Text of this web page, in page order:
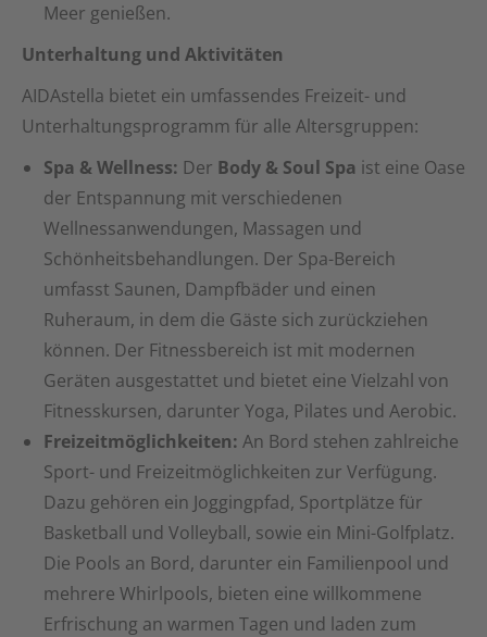
Meer genießen.
Unterhaltung und Aktivitäten
AIDAstella bietet ein umfassendes Freizeit- und
Unterhaltungsprogramm für alle Altersgruppen:
Spa & Wellness: Der Body & Soul Spa ist eine Oase
der Entspannung mit verschiedenen
Wellnessanwendungen, Massagen und
Schönheitsbehandlungen. Der Spa-Bereich
umfasst Saunen, Dampfbäder und einen
Ruheraum, in dem die Gäste sich zurückziehen
können. Der Fitnessbereich ist mit modernen
Geräten ausgestattet und bietet eine Vielzahl von
Fitnesskursen, darunter Yoga, Pilates und Aerobic.
Freizeitmöglichkeiten: An Bord stehen zahlreiche
Sport- und Freizeitmöglichkeiten zur Verfügung.
Dazu gehören ein Joggingpfad, Sportplätze für
Basketball und Volleyball, sowie ein Mini-Golfplatz.
Die Pools an Bord, darunter ein Familienpool und
mehrere Whirlpools, bieten eine willkommene
Erfrischung an warmen Tagen und laden zum